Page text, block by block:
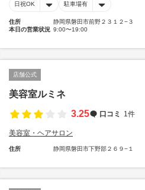
日祝OK 駐車場有
住所
静岡県磐田市前野２３１２−３
本日の営業状況 9:00〜19:00
店舗公式
美容室ルミネ
3.25
口コミ 1件
美容室・ヘアサロン
住所 静岡県磐田市下野部２６９−１